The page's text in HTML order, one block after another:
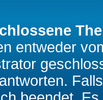
entweder